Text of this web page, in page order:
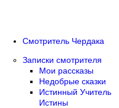
Смотритель Чердака
Записки смотрителя
Мои рассказы
Недобрые сказки
Истинный Учитель
Истины